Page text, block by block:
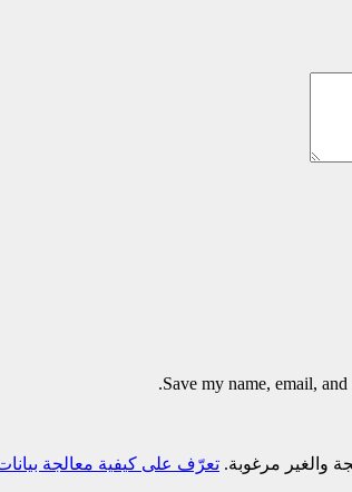
Save my name, email,
تعرّف على كيفية معالجة